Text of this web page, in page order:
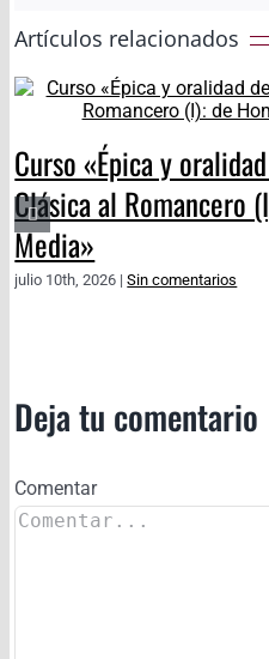
Artículos relacionados
Curso «Épica y
Clásica al Romancero
Media»
julio 10th, 2026 | Sin comentarios
Deja tu comentario
Comentar